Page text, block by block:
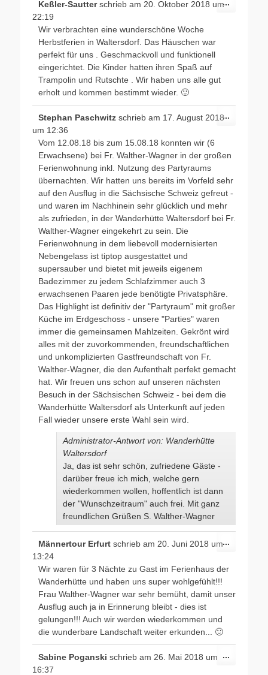
Keßler-Sautterschrieb am 20. Oktober 2018 um
22:19
Wir verbrachten eine wunderschöne Woche
Herbstferien in Waltersdorf. Das Häuschen war
perfekt für uns . Geschmackvoll und funktionell
eingerichtet. Die Kinder hatten ihren Spaß auf
Trampolin und Rutschte . Wir haben uns alle gut
erholt und kommen bestimmt wieder. 🙂
...
Stephan Paschwitz schrieb am 17. August 2018
um 12:36
Vom 12.08.18 bis zum 15.08.18 konnten wir (6
Erwachsene) bei Fr. Walther-Wagner in der großen
Ferienwohnung inkl. Nutzung des Partyraums
übernachten. Wir hatten uns bereits im Vorfeld sehr
auf den Ausflug in die Sächsische Schweiz gefreut -
und waren im Nachhinein sehr glücklich und mehr
als zufrieden, in der Wanderhütte Waltersdorf bei Fr.
Walther-Wagner eingekehrt zu sein. Die
Ferienwohnung in dem liebevoll modernisierten
Nebengelass ist tiptop ausgestattet und
supersauber und bietet mit jeweils eigenem
Badezimmer zu jedem Schlafzimmer auch 3
erwachsenen Paaren jede benötigte Privatsphäre.
Das Highlight ist definitiv der "Partyraum" mit großer
Küche im Erdgeschoss - unsere "Parties" waren
immer die gemeinsamen Mahlzeiten. Gekrönt wird
alles mit der zuvorkommenden, freundschaftlichen
und unkomplizierten Gastfreundschaft von Fr.
Walther-Wagner, die den Aufenthalt perfekt gemacht
hat. Wir freuen uns schon auf unseren nächsten
Besuch in der Sächsischen Schweiz - bei dem die
Wanderhütte Waltersdorf als Unterkunft auf jeden
Fall wieder unsere erste Wahl sein wird.
Administrator-Antwort von: Wanderhütte
Waltersdorf
Ja, das ist sehr schön, zufriedene Gäste -
darüber freue ich mich, welche gern
wiederkommen wollen, hoffentlich ist dann
der "Wunschzeitraum" auch frei. Mit ganz
freundlichen Grüßen S. Walther-Wagner
...
Männertour Erfurt schrieb am 20. Juni 2018 um
13:24
Wir waren für 3 Nächte zu Gast im Ferienhaus der
Wanderhütte und haben uns super wohlgefühlt!!!
Frau Walther-Wagner war sehr bemüht, damit unser
Ausflug auch ja in Erinnerung bleibt - dies ist
gelungen!!! Auch wir werden wiederkommen und
die wunderbare Landschaft weiter erkunden... 🙂
...
Sabine Poganski schrieb am 26. Mai 2018 um
16:37
...